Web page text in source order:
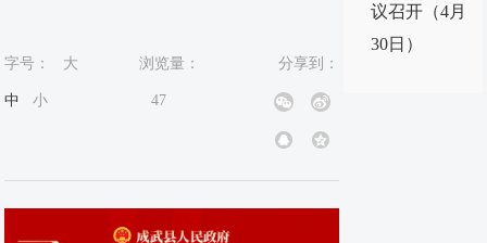
字号： 大
中 小
浏览量：
47
分享到：
议召开（4月
30日）